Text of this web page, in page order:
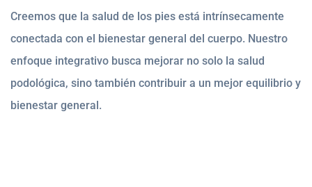
Creemos que la salud de los pies está intrínsecamente
conectada con el bienestar general del cuerpo. Nuestro
enfoque integrativo busca mejorar no solo la salud
podológica, sino también contribuir a un mejor equilibrio y
bienestar general.